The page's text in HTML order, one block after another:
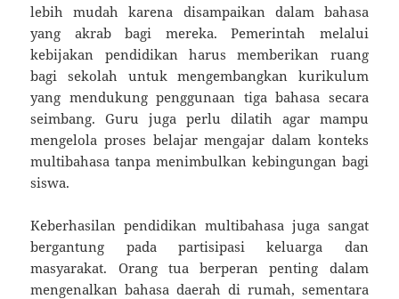
lebih mudah karena disampaikan dalam bahasa
yang akrab bagi mereka. Pemerintah melalui
kebijakan pendidikan harus memberikan ruang
bagi sekolah untuk mengembangkan kurikulum
yang mendukung penggunaan tiga bahasa secara
seimbang. Guru juga perlu dilatih agar mampu
mengelola proses belajar mengajar dalam konteks
multibahasa tanpa menimbulkan kebingungan bagi
siswa.
Keberhasilan pendidikan multibahasa juga sangat
bergantung pada partisipasi keluarga dan
masyarakat. Orang tua berperan penting dalam
mengenalkan bahasa daerah di rumah, sementara